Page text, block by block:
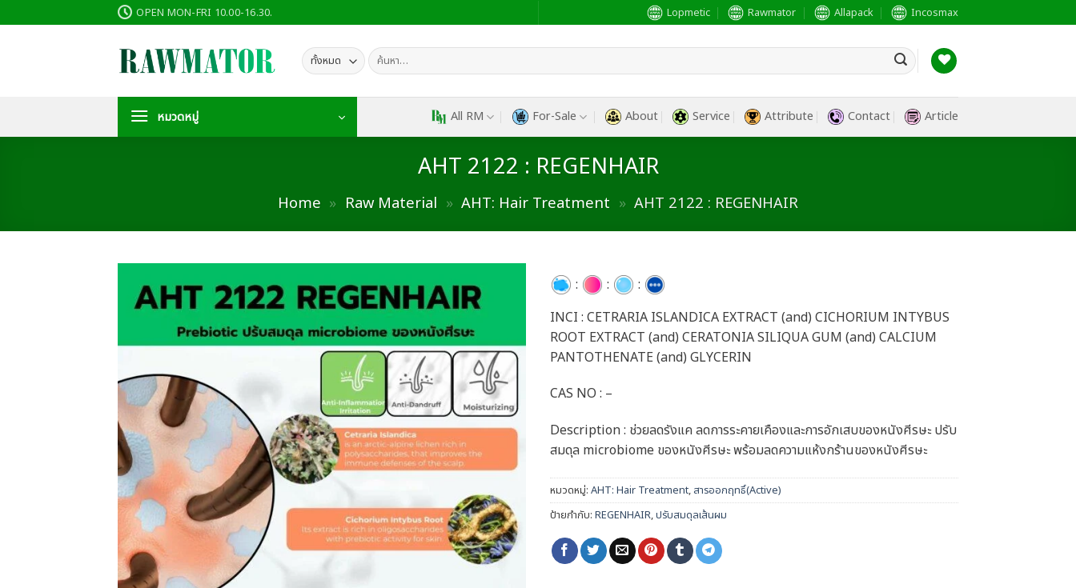
ไป
OPEN MON-FRI 10.00-16.30. Lopmetic Rawmator Allapack Incosmax
ค้นหา:
หมวดหมู่ All RM For-Sale About Service Attribute Contact Article
AHT 2122 : REGENHAIR
Home » Raw Material » AHT: Hair Treatment » AHT 2122 : REGENHAIR
: :
:
INCI : CETRARIA ISLANDICA EXTRACT (and) CICHORIUM INTYBUS
ROOT EXTRACT (and) CERATONIA SILIQUA GUM (and) CALCIUM
PANTOTHENATE (and) GLYCERIN
CAS NO : –
Description : ช่วยลดรังแค ลดการระคายเคืองและการอักเสบของหนังศีรษะ ปรับ
สมดุล microbiome ของหนังศีรษะ พร้อมลดความแห้งกร้านของหนังศีรษะ
หมวดหมู่: AHT: Hair Treatment, สารออกฤทธิ์(Active)
ป้ายกำกับ: REGENHAIR,ปรับสมดุลเส้นผม